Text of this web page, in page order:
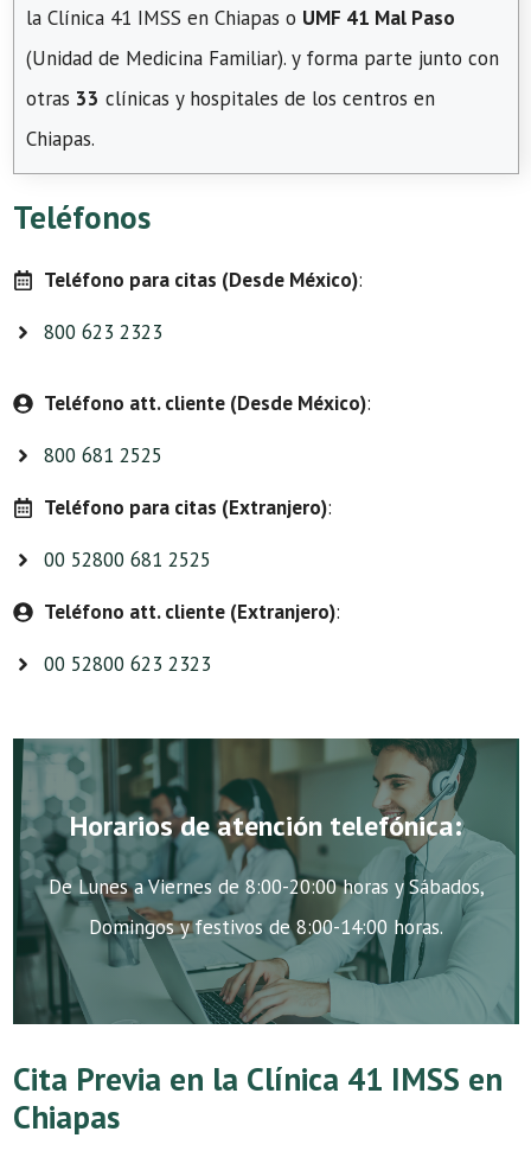
la Clínica 41 IMSS en Chiapas o UMF 41 Mal Paso
(Unidad de Medicina Familiar). y forma parte junto con
otras 33 clínicas y hospitales de los centros en
Chiapas.
Teléfonos
Teléfono para citas (Desde México):
800 623 2323
Teléfono att. cliente (Desde México):
800 681 2525
Teléfono para citas (Extranjero):
00 52800 681 2525
Teléfono att. cliente (Extranjero):
00 52800 623 2323
Horarios de atención telefónica:
De Lunes a Viernes de 8:00-20:00 horas y Sábados,
Domingos y festivos de 8:00-14:00 horas.
Cita Previa en la Clínica 41 IMSS en
Chiapas